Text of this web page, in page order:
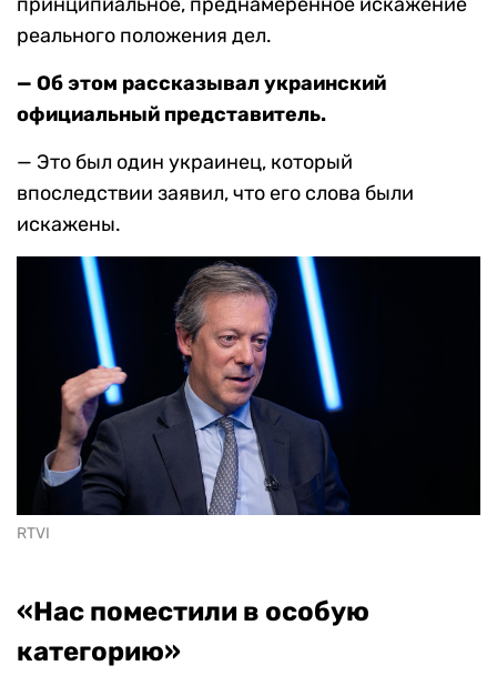
реального положения дел.
— Об этом рассказывал украинский
официальный представитель.
— Это был один украинец, который
впоследствии заявил, что его слова были
искажены.
RTVI
«Нас поместили в особую
категорию»